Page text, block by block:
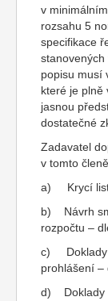
v
rozsahu 5
specifikace
popisu musí
které je plně
jasnou
dostatečné
Zadavatel
v tomto
a) Krycí list
b) Návrh
rozpočtu –
c) Doklady
prohlášení –
d) Doklady